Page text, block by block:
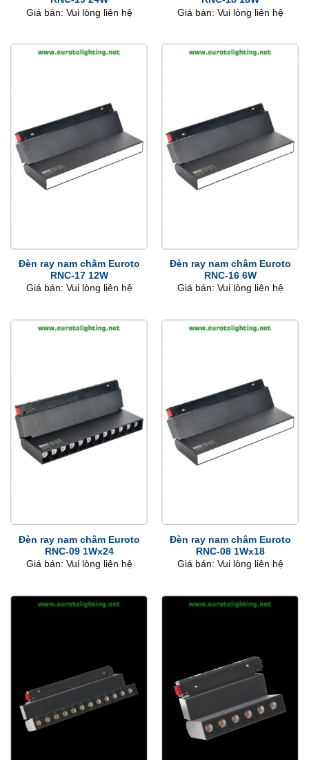
Giá bán: Vui lòng liên hệ
Giá bán: Vui lòng liên hệ
Đèn ray nam châm Euroto
RNC-17 12W
Giá bán: Vui lòng liên hệ
Đèn ray nam châm Euroto
RNC-16 6W
Giá bán: Vui lòng liên hệ
Đèn ray nam châm Euroto
RNC-09 1Wx24
Giá bán: Vui lòng liên hệ
Đèn ray nam châm Euroto
RNC-08 1Wx18
Giá bán: Vui lòng liên hệ